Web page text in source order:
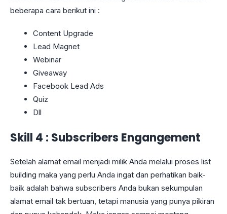
beberapa cara berikut ini :
Content Upgrade
Lead Magnet
Webinar
Giveaway
Facebook Lead Ads
Quiz
Dll
Skill 4 : Subscribers Engangement
Setelah alamat email menjadi milik Anda melalui proses list
building maka yang perlu Anda ingat dan perhatikan baik-
baik adalah bahwa subscribers Anda bukan sekumpulan
alamat email tak bertuan, tetapi manusia yang punya pikiran